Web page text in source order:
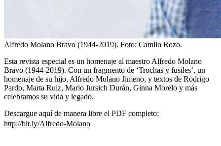
Alfredo Molano Bravo (1944-2019). Foto: Camilo Rozo.
Esta revista especial es un homenaje al maestro Alfredo Molano
Bravo (1944-2019). Con un fragmento de ‘Trochas y fusiles’, un
homenaje de su hijo, Alfredo Molano Jimeno, y textos de Rodrigo
Pardo, Marta Ruiz, Mario Jursich Durán, Ginna Morelo y más
celebramos su vida y legado.
Descargue aquí de manera libre el PDF completo:
http://bit.ly/Alfredo-Molano